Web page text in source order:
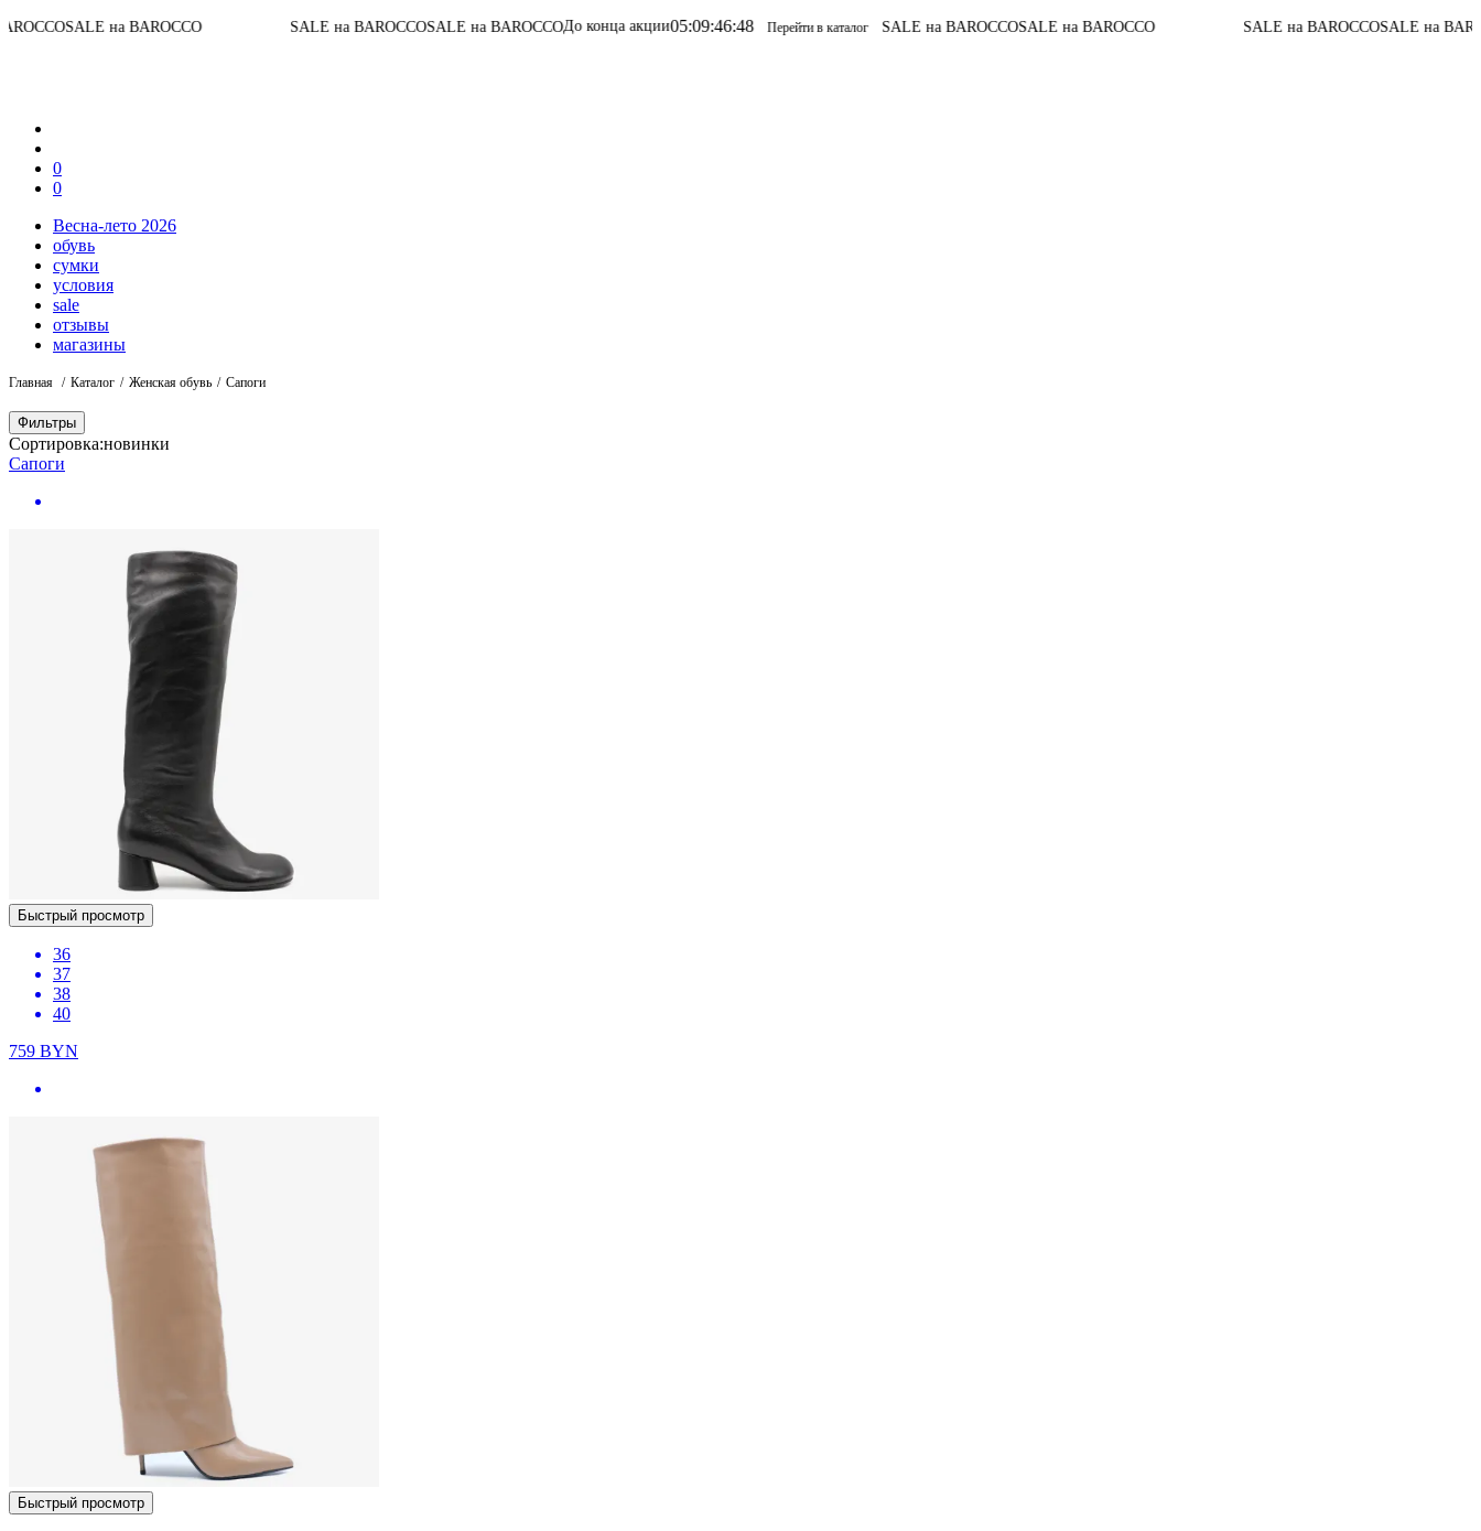
на BAROCCO SALE на BAROCCOSALE на BAROCCOДо конца акции05:09:46:48 Перейти в каталог SALE на BAROCCOSALE на BAROCCO SALE на BAROCCOSALE на BAROCCOДо
0
0
Весна-лето 2026
обувь
сумки
условия
sale
отзывы
магазины
Главная Каталог Женская обувь Сапоги
Фильтры
Сортировка:новинки
Сапоги
Быстрый просмотр
36
37
38
40
759 BYN
Быстрый просмотр